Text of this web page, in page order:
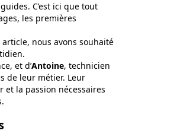
C’est ici que tout
les premières
nous avons souhaité
et d’Antoine, technicien
de leur métier. Leur
la passion nécessaires